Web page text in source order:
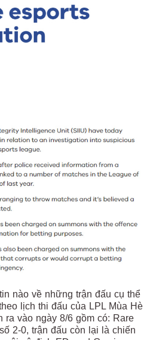
nào về những trận đấu cụ thể
lịch thi đấu của LPL Mùa Hè
ra vào ngày 8/6 gồm có: Rare
2-0, trận đấu còn lại là chiến